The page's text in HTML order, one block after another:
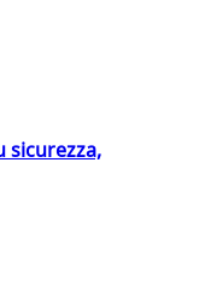
sicurezza,